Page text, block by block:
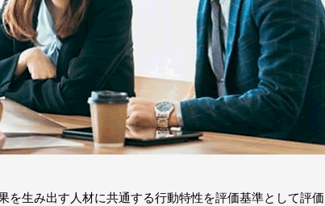
を生み出す人材に共通する行動特性を評価基準として評価